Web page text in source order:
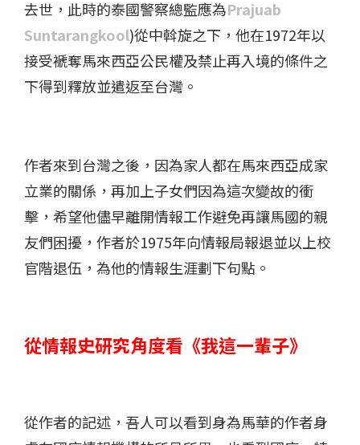
去世，此時的泰國警察總監應為Prajuab
Suntarangkool)從中斡旋之下，他在1972年以
接受褫奪馬來西亞公民權及禁止再入境的條件之
下得到釋放並遣返至台灣。
作者來到台灣之後，因為家人都在馬來西亞成家
立業的關係，再加上子女們因為這次變故的衝
擊，希望他儘早離開情報工作避免再讓馬國的親
友們困擾，作者於1975年向情報局報退並以上校
官階退伍，為他的情報生涯劃下句點。
從情報史研究角度看《我這一輩子》
從作者的記述，吾人可以看到身為馬華的作者身